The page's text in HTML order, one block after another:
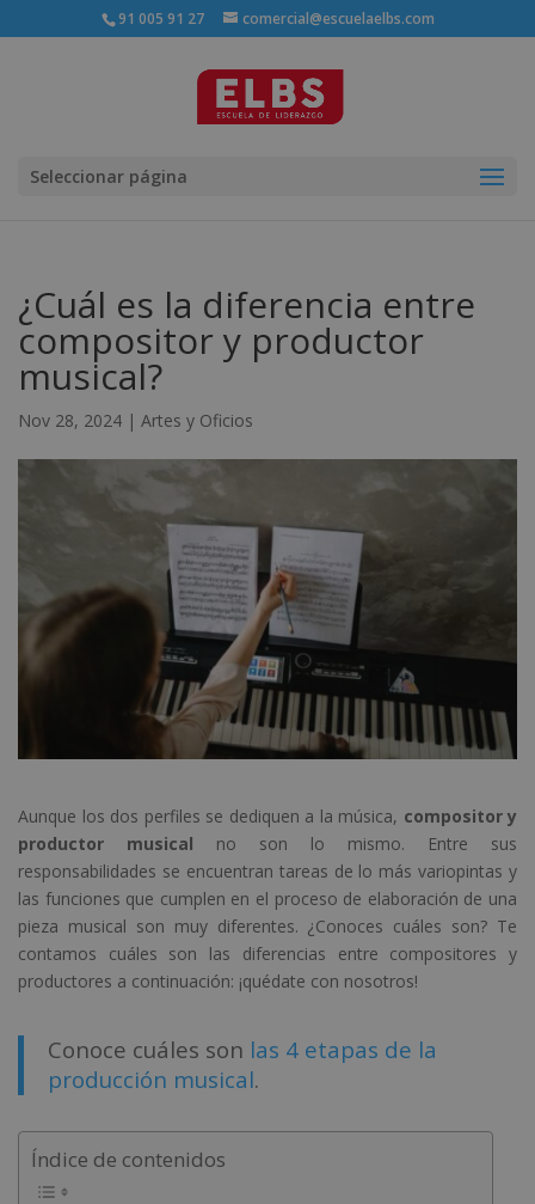
91 005 91 27 comercial@escuelaelbs.com
Seleccionar página
¿Cuál es la diferencia entre
compositor y productor
musical?
Nov 28, 2024 | Artes y Oficios
Aunque los dos perfiles se dediquen a la música, compositor y
productor musical no son lo mismo. Entre sus
responsabilidades se encuentran tareas de lo más variopintas y
las funciones que cumplen en el proceso de elaboración de una
pieza musical son muy diferentes. ¿Conoces cuáles son? Te
contamos cuáles son las diferencias entre compositores y
productores a continuación: ¡quédate con nosotros!
Conoce cuáles son las 4 etapas de la
producción musical.
Índice de contenidos